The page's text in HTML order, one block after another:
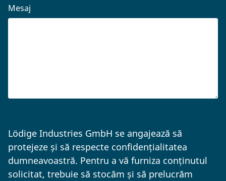
Mesaj
Lödige Industries GmbH se angajează să
protejeze și să respecte confidențialitatea
dumneavoastră. Pentru a vă furniza conținutul
solicitat, trebuie să stocăm și să prelucrăm